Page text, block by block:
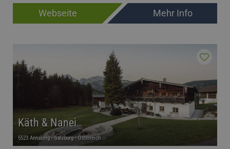
Webseite
Mehr Info
Käth & Nanei
5523 Annaberg - Salzburg - Österreich